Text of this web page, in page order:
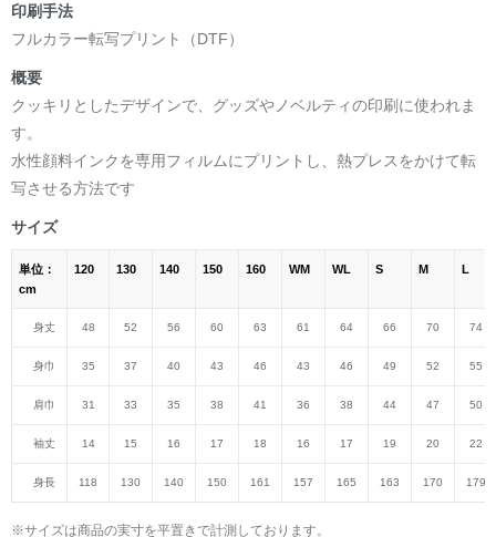
印刷手法
フルカラー転写プリント（DTF）
概要
クッキリとしたデザインで、グッズやノベルティの印刷に使われま
す。
水性顔料インクを専用フィルムにプリントし、熱プレスをかけて転
写させる方法です
サイズ
単位：
cm
120 130 140 150 160 WM WL S M L
身丈 48 52 56 60 63 61 64 66 70 74
身巾 35 37 40 43 46 43 46 49 52 55
肩巾 31 33 35 38 41 36 38 44 47 50
袖丈 14 15 16 17 18 16 17 19 20 22
身長 118 130 140 150 161 157 165 163 170 179
※サイズは商品の実寸を平置きで計測しております。